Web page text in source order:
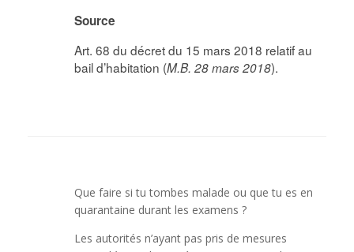
Source
Art. 68 du décret du 15 mars 2018 relatif au
bail d’habitation (M.B. 28 mars 2018).
Que faire si tu tombes malade ou que tu es en
quarantaine durant les examens ?
Les autorités n’ayant pas pris de mesures